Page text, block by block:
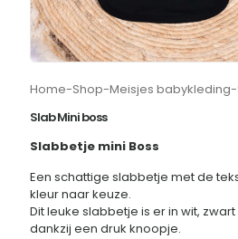
Home-Shop-Meisjes babykleding-
Slab Mini boss
Slabbetje mini Boss
Een schattige slabbetje met de
kleur naar keuze.
Dit leuke slabbetje is er in wit, zwart
dankzij een druk knoopje.